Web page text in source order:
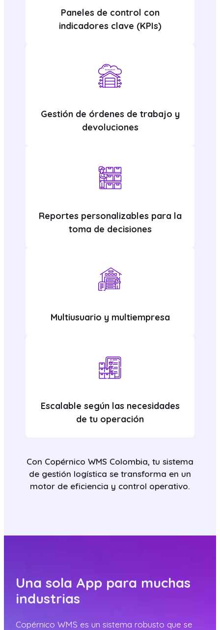
Paneles de control con
indicadores clave (KPIs)
Gestión de órdenes de trabajo y
devoluciones
Reportes personalizables para la
toma de decisiones
Multiusuario y multiempresa
Escalable según las necesidades
de tu operación
Con Copérnico WMS Colombia, tu sistema
de gestión logística se transforma en un
motor de eficiencia y control operativo.
Una sola App para muchas
industrias
Copérnico WMS es un sistema robusto que se